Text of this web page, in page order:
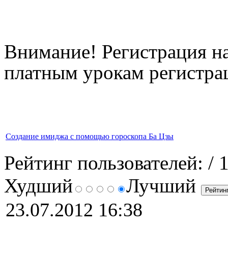
Внимание! Регистрация
платным урокам
Создание имиджа с помощью гороскопа Ба Цзы
Рейтинг пользователей: /
Худший
Лучший
23.07.2012 16:38